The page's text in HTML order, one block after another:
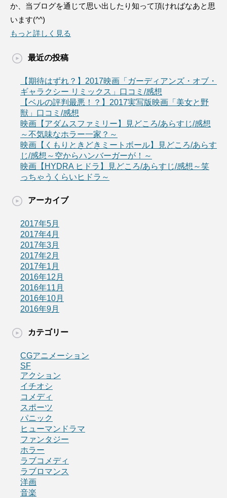
か、当ブログを通じて思い出したり知って頂ければなあと思
います(^^)
もっと詳しく見る
最近の投稿
【期待はずれ？】2017映画「ガーディアンズ・オブ・
ギャラクシー リミックス」口コミ/感想
【ベルの評判最悪！？】2017実写版映画「美女と野
獣」口コミ/感想
映画【アダムスファミリー】見どころ/あらすじ/感想
～不気味なホラー一家？～
映画【くもりときどきミートボール】見どころ/あらす
じ/感想～空からハンバーガーが！～
映画【HYDRA ヒドラ】見どころ/あらすじ/感想～笑
っちゃうくらいヒドラ～
アーカイブ
2017年5月
2017年4月
2017年3月
2017年2月
2017年1月
2016年12月
2016年11月
2016年10月
2016年9月
カテゴリー
CGアニメーション
SF
アクション
イチオシ
コメディ
スポーツ
パニック
ヒューマンドラマ
ファンタジー
ホラー
ラブコメディ
ラブロマンス
洋画
音楽